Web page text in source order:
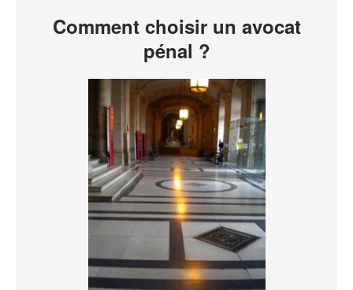
Comment choisir un avocat
pénal ?